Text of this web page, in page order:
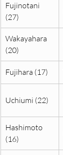
Fujinotani
(27)
Wakayahara
(20)
Fujihara (17)
Uchiumi (22)
Hashimoto
(16)